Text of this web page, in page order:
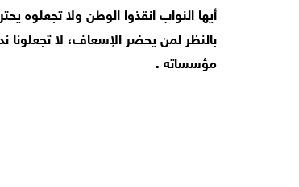
أيها النواب انقذوا الوطن ولا تجعلوه
بالنظر لمن يحضر الإسعاف، لا
مؤسساته .